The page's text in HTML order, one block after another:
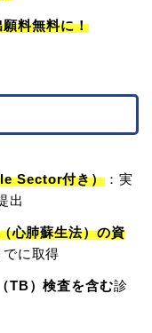
料無料に！
Sector付き） ：実
出
心肺蘇生法）の資
に取得
TB）検査を含む診